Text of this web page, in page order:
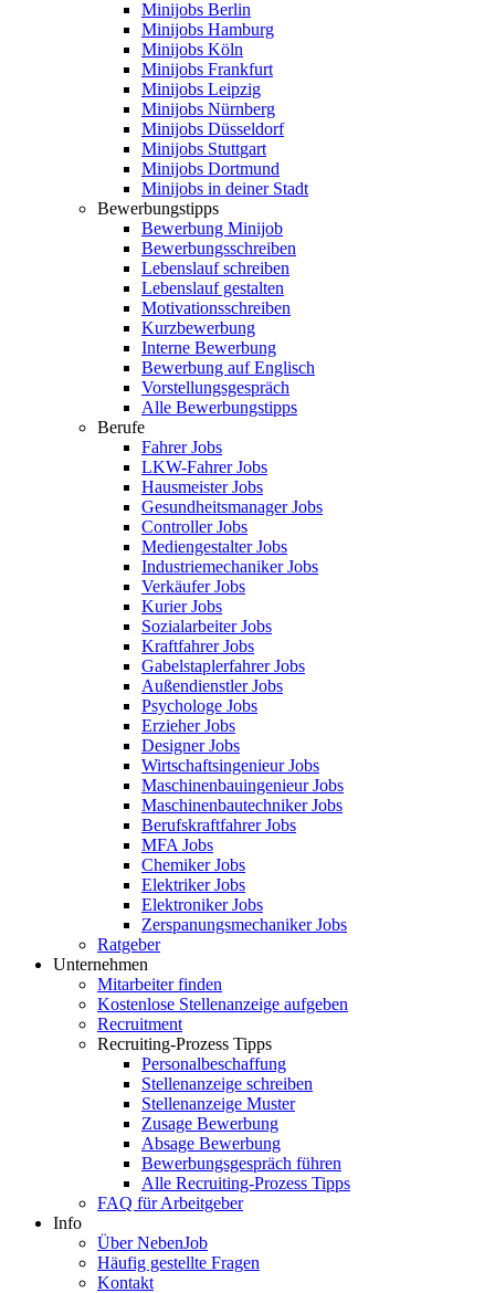
Minijobs Berlin
Minijobs Hamburg
Minijobs Köln
Minijobs Frankfurt
Minijobs Leipzig
Minijobs Nürnberg
Minijobs Düsseldorf
Minijobs Stuttgart
Minijobs Dortmund
Minijobs in deiner Stadt
Bewerbungstipps
Bewerbung Minijob
Bewerbungsschreiben
Lebenslauf schreiben
Lebenslauf gestalten
Motivationsschreiben
Kurzbewerbung
Interne Bewerbung
Bewerbung auf Englisch
Vorstellungsgespräch
Alle Bewerbungstipps
Berufe
Fahrer Jobs
LKW-Fahrer Jobs
Hausmeister Jobs
Gesundheitsmanager Jobs
Controller Jobs
Mediengestalter Jobs
Industriemechaniker Jobs
Verkäufer Jobs
Kurier Jobs
Sozialarbeiter Jobs
Kraftfahrer Jobs
Gabelstaplerfahrer Jobs
Außendienstler Jobs
Psychologe Jobs
Erzieher Jobs
Designer Jobs
Wirtschaftsingenieur Jobs
Maschinenbauingenieur Jobs
Maschinenbautechniker Jobs
Berufskraftfahrer Jobs
MFA Jobs
Chemiker Jobs
Elektriker Jobs
Elektroniker Jobs
Zerspanungsmechaniker Jobs
Ratgeber
Unternehmen
Mitarbeiter finden
Kostenlose Stellenanzeige aufgeben
Recruitment
Recruiting-Prozess Tipps
Personalbeschaffung
Stellenanzeige schreiben
Stellenanzeige Muster
Zusage Bewerbung
Absage Bewerbung
Bewerbungsgespräch führen
Alle Recruiting-Prozess Tipps
FAQ für Arbeitgeber
Info
Über NebenJob
Häufig gestellte Fragen
Kontakt